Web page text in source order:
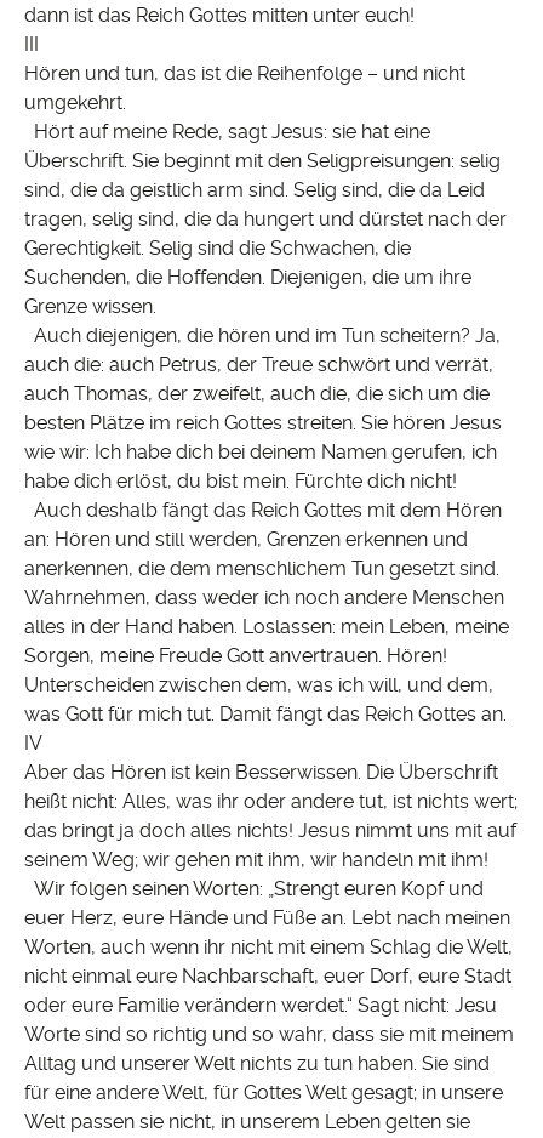
dann ist das Reich Gottes mitten unter euch!
Hören und tun, das ist die Reihenfolge – und nicht
umgekehrt.
Hört auf meine Rede, sagt Jesus: sie hat eine
Überschrift. Sie beginnt mit den Seligpreisungen: selig
sind, die da geistlich arm sind. Selig sind, die da Leid
tragen, selig sind, die da hungert und dürstet nach der
Gerechtigkeit. Selig sind die Schwachen, die
Suchenden, die Hoffenden. Diejenigen, die um ihre
Grenze wissen.
Auch diejenigen, die hören und im Tun scheitern? Ja,
auch die: auch Petrus, der Treue schwört und verrät,
auch Thomas, der zweifelt, auch die, die sich um die
besten Plätze im reich Gottes streiten. Sie hören Jesus
wie wir: Ich habe dich bei deinem Namen gerufen, ich
habe dich erlöst, du bist mein. Fürchte dich nicht!
Auch deshalb fängt das Reich Gottes mit dem Hören
an: Hören und still werden, Grenzen erkennen und
anerkennen, die dem menschlichem Tun gesetzt sind.
Wahrnehmen, dass weder ich noch andere Menschen
alles in der Hand haben. Loslassen: mein Leben, meine
Sorgen, meine Freude Gott anvertrauen. Hören!
Unterscheiden zwischen dem, was ich will, und dem,
was Gott für mich tut. Damit fängt das Reich Gottes an.
IV
Aber das Hören ist kein Besserwissen. Die Überschrift
heißt nicht: Alles, was ihr oder andere tut, ist nichts wert;
das bringt ja doch alles nichts! Jesus nimmt uns mit auf
seinem Weg; wir gehen mit ihm, wir handeln mit ihm!
Wir folgen seinen Worten: „Strengt euren Kopf und
euer Herz, eure Hände und Füße an. Lebt nach meinen
Worten, auch wenn ihr nicht mit einem Schlag die Welt,
nicht einmal eure Nachbarschaft, euer Dorf, eure Stadt
oder eure Familie verändern werdet.“ Sagt nicht: Jesu
Worte sind so richtig und so wahr, dass sie mit meinem
Alltag und unserer Welt nichts zu tun haben. Sie sind
für eine andere Welt, für Gottes Welt gesagt; in unsere
Welt passen sie nicht, in unserem Leben gelten sie